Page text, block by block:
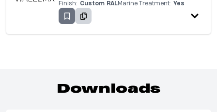
Finish: Custom RALMarine Treatment: Yes
Downloads